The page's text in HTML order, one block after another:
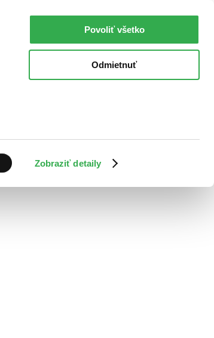
Zobraziť detaily
Povoliť všetko
Odmietnuť